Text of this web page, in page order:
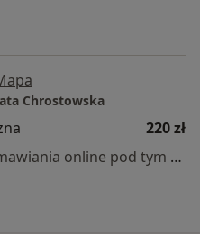
Chrostowska
220 zł
Specjalista nie oferuje umawiania online pod tym adresem.